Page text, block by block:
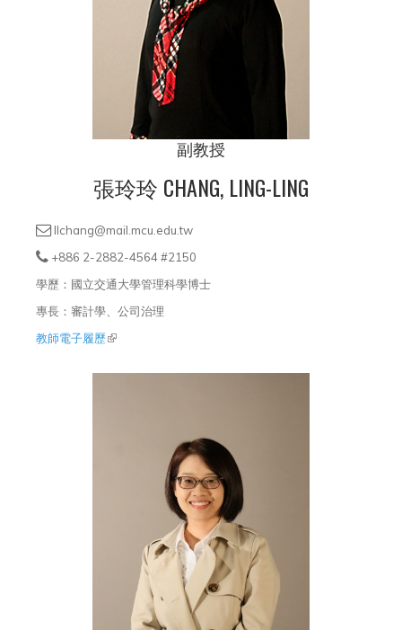
副教授
張玲玲 CHANG, LING-LING
llchang@mail.mcu.edu.tw
+886 2-2882-4564 #2150
學歷：國立交通大學管理科學博士
專長：審計學、公司治理
教師電子履歷(link is external)